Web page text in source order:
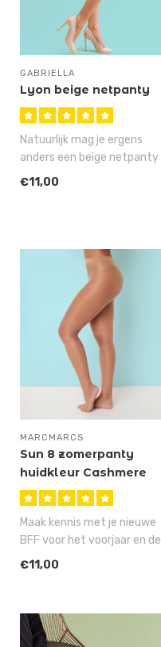
GABRIELLA
Lyon beige netpanty
Natuurlijk mag je ergens
anders een beige netpanty
voor 99 cent kopen, die
€11,00
MARCMARCS
Sun 8 zomerpanty
huidkleur Cashmere
Maak kennis met je nieuwe
BFF voor het voorjaar en de
zomer, want deze huidkleur..
€11,00